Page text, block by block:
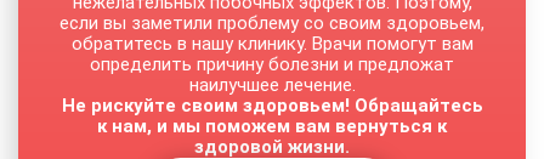
если вы заметили проблему со своим здоровьем,
обратитесь в нашу клинику. Врачи помогут вам
определить причину болезни и предложат
наилучшее лечение.
Не рискуйте своим здоровьем! Обращайтесь
к нам, и мы поможем вам вернуться к
здоровой жизни.